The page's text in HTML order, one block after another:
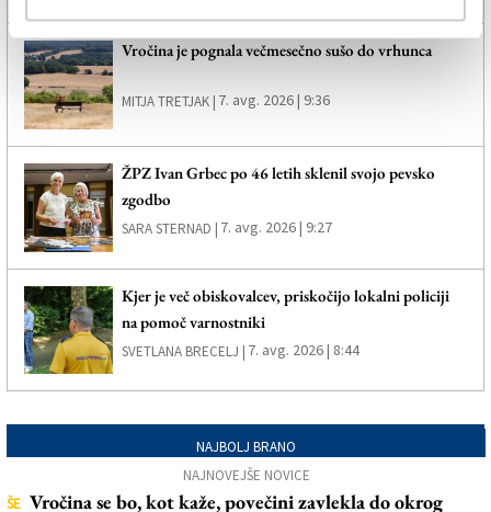
Vročina je pognala večmesečno sušo do vrhunca
MITJA TRETJAK | 7. avg. 2026 | 9:36
ŽPZ Ivan Grbec po 46 letih sklenil svojo pevsko
zgodbo
SARA STERNAD | 7. avg. 2026 | 9:27
Kjer je več obiskovalcev, priskočijo lokalni policiji
na pomoč varnostniki
SVETLANA BRECELJ | 7. avg. 2026 | 8:44
NAJBOLJ BRANO
NAJNOVEJŠE NOVICE
ŠE Vročina se bo, kot kaže, povečini zavlekla do okrog